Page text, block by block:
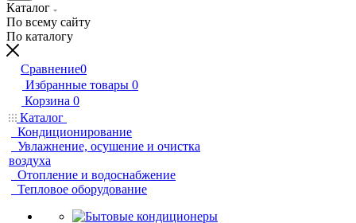
Каталог
По всему сайту
По каталогу
Сравнение0
Избранные товары 0
Корзина 0
Каталог
Кондиционирование
Увлажнение, осушение и очистка
воздуха
Отопление и водоснабжение
Тепловое оборудование